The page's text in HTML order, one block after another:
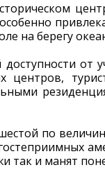
на берегу
от
центров,
по
так и манят